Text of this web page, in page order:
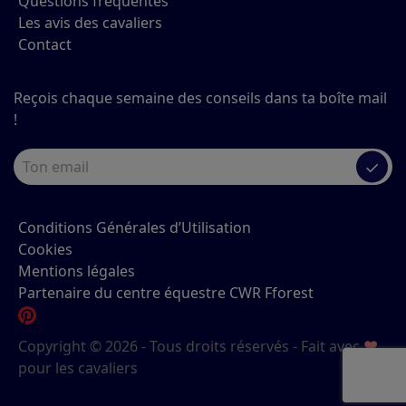
Les avis des cavaliers
Contact
Reçois chaque semaine des conseils dans ta boîte mail
!
✓
Conditions Générales d’Utilisation
Cookies
Mentions légales
Partenaire du centre équestre CWR Fforest
Copyright © 2026 - Tous droits réservés - Fait avec♥
pour les cavaliers